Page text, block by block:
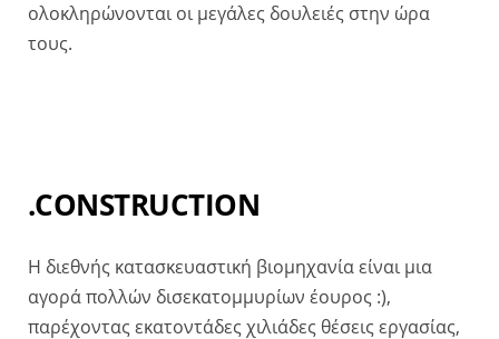
ολοκληρώνονται οι μεγάλες δουλειές στην ώρα
τους.
.CONSTRUCTION
Η διεθνής κατασκευαστική βιομηχανία είναι μια
αγορά πολλών δισεκατομμυρίων έουρος :),
παρέχοντας εκατοντάδες χιλιάδες θέσεις εργασίας,